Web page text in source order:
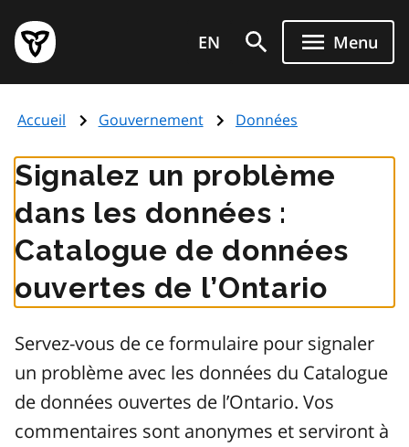
au
contenu
principal
Page
d'accueil
de
EN Menu
Accueil Gouvernement Données
Signalez un problème
dans les données :
Catalogue de données
ouvertes de l’Ontario
Servez-vous de ce formulaire pour signaler
un problème avec les données du Catalogue
de données ouvertes de l’Ontario. Vos
commentaires sont anonymes et serviront à